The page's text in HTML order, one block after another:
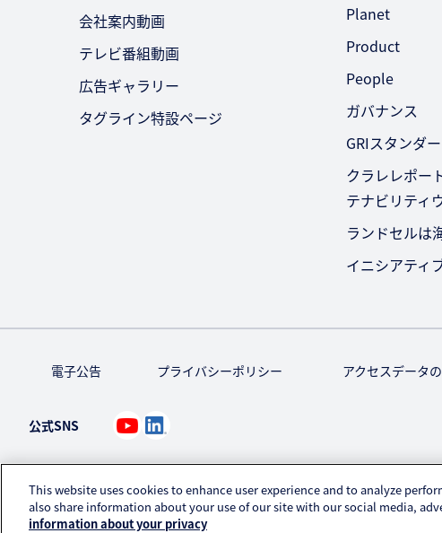
会社案内動画
テレビ番組動画
広告ギャラリー
タグライン特設ページ
Planet
Product
People
ガバナンス
GRIスタンダ
クラレレポー
テナビリティ
ランドセルは
イニシアティ
電子公告 プライバシーポリシー アクセスデータ
公式SNS
This website uses cookies to enhance user experience and to analyze
also share information about your use of our site with our social media,
information about your privacy